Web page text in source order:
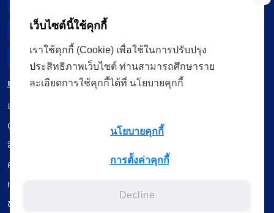
Data Subject Right
Incident Report
เมนู
เรียนออนไลน์
ดูถ่ายทอดสด
สื่อการเรียนรู้
ค้นรายการหนังสือ
หนังสืออิเล็กทรอนิกส์
ข้อมูลผู้ใช้งาน
เว็บไซต์นี้ใช้คุกกี้
เราใช้คุกกี้ (Cookie) เพื่อใช้ในการปรับปรุง
ประสิทธิภาพเว็บไซต์ ท่านสามารถศึกษาราย
ละเอียดการใช้คุกกี้ได้ที่ นโยบายคุกกี้
นโยบายคุกกี้
การตั้งค่าคุกกี้
Decline